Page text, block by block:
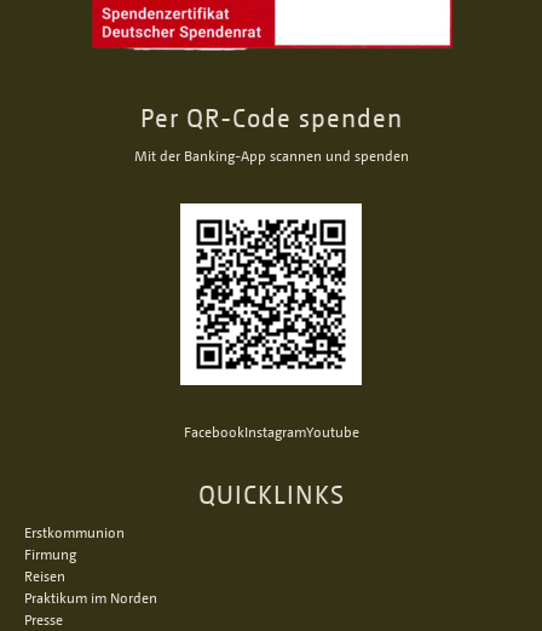
Per QR-Code spenden
Mit der Banking-App scannen und spenden
FacebookInstagramYoutube
QUICKLINKS
Erstkommunion
Firmung
Reisen
Praktikum im Norden
Presse